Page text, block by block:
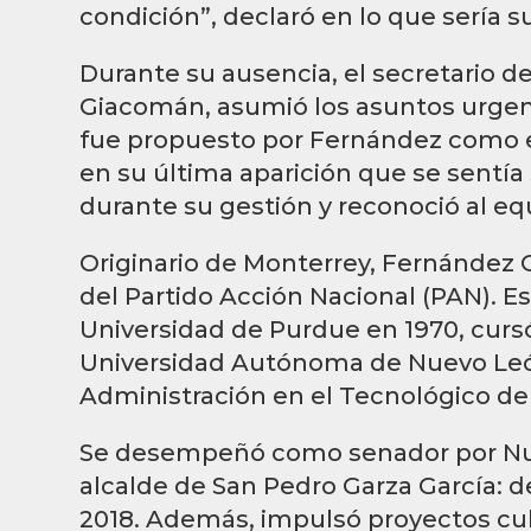
condición”, declaró en lo que sería
Durante su ausencia, el secretario
Giacomán, asumió los asuntos
fue propuesto por Fernández como
en su última aparición que se
durante su gestión y reconoció al
Originario de Monterrey,
del Partido Acción Nacional (PAN).
Universidad de Purdue en 1970,
Universidad Autónoma de Nuevo
Administración en el Tecnológico
Se desempeñó como senador por
alcalde de San Pedro Garza García:
2018. Además, impulsó proyectos